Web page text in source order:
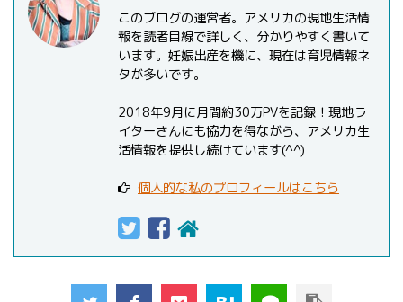
このブログの運営者。アメリカの現地生活情
報を読者目線で詳しく、分かりやすく書いて
います。妊娠出産を機に、現在は育児情報ネ
タが多いです。
2018年9月に月間約30万PVを記録！現地ラ
イターさんにも協力を得ながら、アメリカ生
活情報を提供し続けています(^^)
個人的な私のプロフィールはこちら